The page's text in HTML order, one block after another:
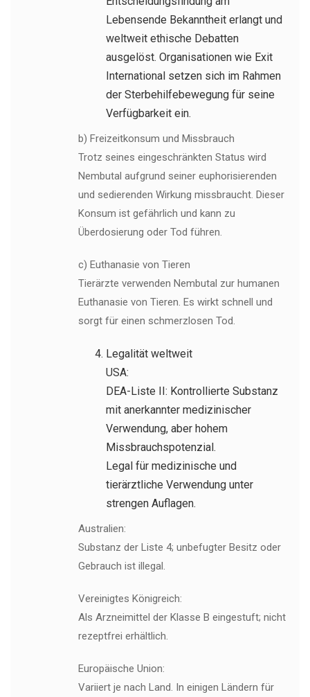
Lebensende Bekanntheit erlangt und
weltweit ethische Debatten
ausgelöst. Organisationen wie Exit
International setzen sich im Rahmen
der Sterbehilfebewegung für seine
Verfügbarkeit ein.
b) Freizeitkonsum und Missbrauch
Trotz seines eingeschränkten Status wird
Nembutal aufgrund seiner euphorisierenden
und sedierenden Wirkung missbraucht. Dieser
Konsum ist gefährlich und kann zu
Überdosierung oder Tod führen.
c) Euthanasie von Tieren
Tierärzte verwenden Nembutal zur humanen
Euthanasie von Tieren. Es wirkt schnell und
sorgt für einen schmerzlosen Tod.
Legalität weltweit
USA:
DEA-Liste II: Kontrollierte Substanz
mit anerkannter medizinischer
Verwendung, aber hohem
Missbrauchspotenzial.
Legal für medizinische und
tierärztliche Verwendung unter
strengen Auflagen.
Australien:
Substanz der Liste 4; unbefugter Besitz oder
Gebrauch ist illegal.
Vereinigtes Königreich:
Als Arzneimittel der Klasse B eingestuft; nicht
rezeptfrei erhältlich.
Europäische Union:
Variiert je nach Land. In einigen Ländern für